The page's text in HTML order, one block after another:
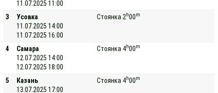
11.07.2025 11:00
3
Усовка
11.07.2025 14:00
11.07.2025 16:00
Стоянка 2 h00m
4
Самара
12.07.2025 14:00
12.07.2025 18:00
Стоянка 4h00m
5
Казань
13.07.2025 17:00
Стоянка 4h00m